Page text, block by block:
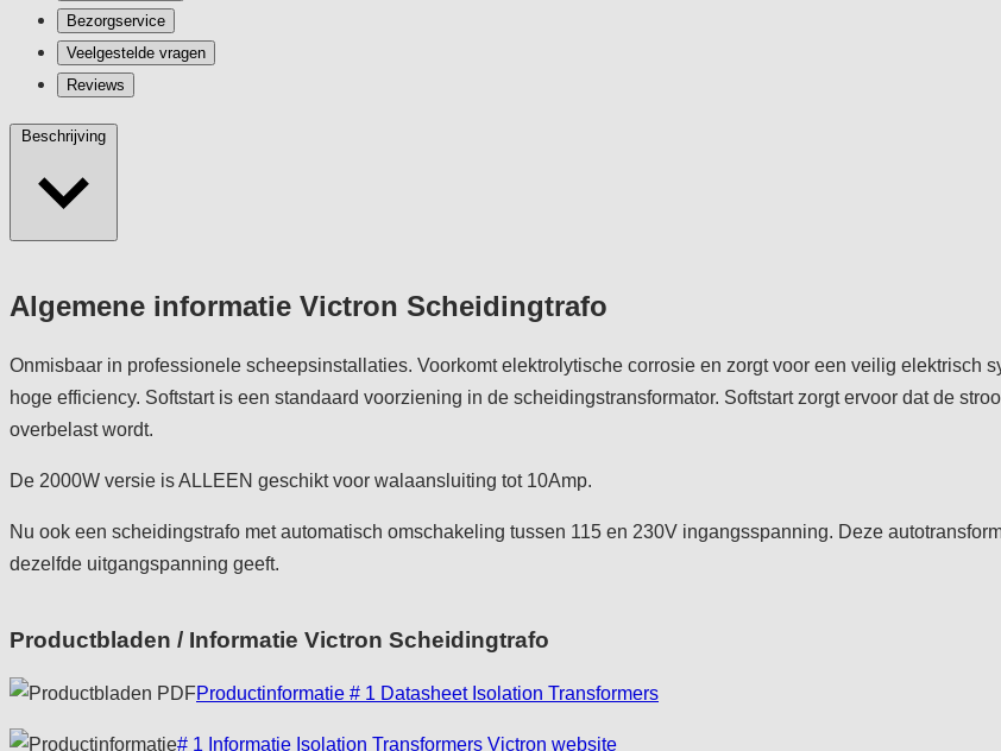
Bezorgservice
Veelgestelde vragen
Reviews
Beschrijving
Algemene informatie Victron Scheidingtrafo
Onmisbaar in professionele scheepsinstallaties. Voorkomt elektrolytische corrosie en zorgt voor een veilig elektrisch
hoge efficiency. Softstart is een standaard voorziening in de scheidingstransformator. Softstart zorgt ervoor dat de
overbelast wordt.
De 2000W versie is ALLEEN geschikt voor walaansluiting tot 10Amp.
Nu ook een scheidingstrafo met automatisch omschakeling tussen 115 en 230V ingangsspanning. Deze
dezelfde uitgangspanning geeft.
Productbladen / Informatie Victron Scheidingtrafo
Productinformatie # 1 Datasheet Isolation Transformers
# 1 Informatie Isolation Transformers Victron website